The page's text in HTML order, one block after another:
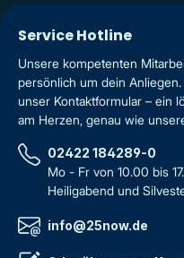
Service Hotline
Unsere kompetenten
persönlich um dein
unser Kontaktformular – ein
am Herzen, genau wie
02422 184289-0
Mo - Fr von 10.00 bis
Heiligabend und
info@25now.de